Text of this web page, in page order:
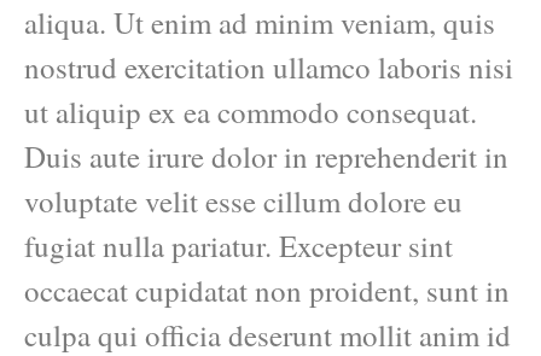
aliqua. Ut enim ad minim veniam, quis
nostrud exercitation ullamco laboris nisi
ut aliquip ex ea commodo consequat.
Duis aute irure dolor in reprehenderit in
voluptate velit esse cillum dolore eu
fugiat nulla pariatur. Excepteur sint
occaecat cupidatat non proident, sunt in
culpa qui officia deserunt mollit anim id